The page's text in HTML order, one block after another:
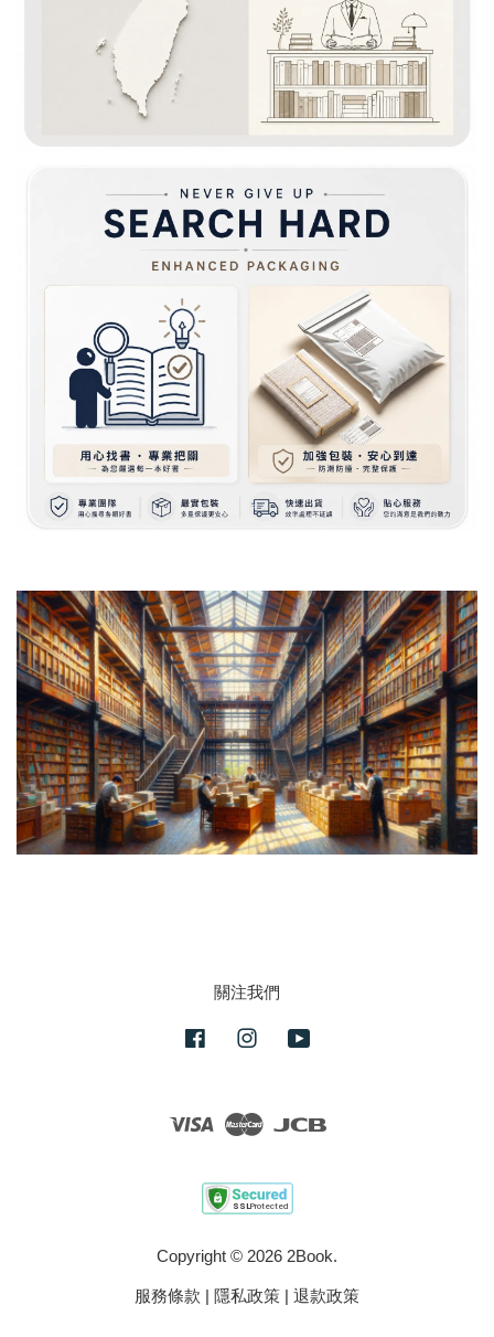
關注我們
FacebookInstagram
Visa Master
Copyright © 2026 2Book.
服務條款 | 隱私政策 | 退款政策